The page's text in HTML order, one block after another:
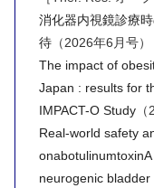
消化器内視鏡診療
待（2026年6月号）
The impact of
Japan : results for
IMPACT-O Study（
Real-world safety
neurogenic